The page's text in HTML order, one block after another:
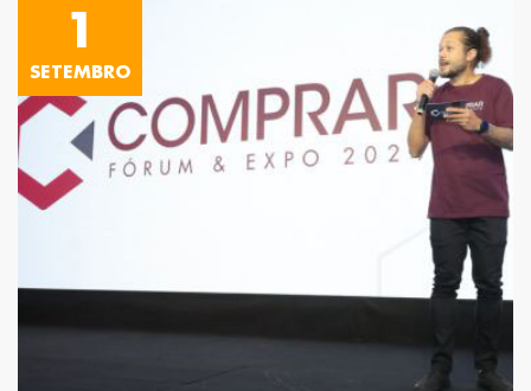
1
SETEMBRO